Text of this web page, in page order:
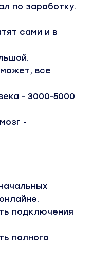
по заработку.
сами и в
все
- 3000-5000
-
подключения
полного